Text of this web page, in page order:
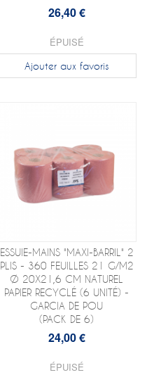
26,40 €
ÉPUISÉ
Ajouter aux favoris
ESSUIE-MAINS "MAXI-BARRIL" 2
PLIS - 360 FEUILLES 21 G/M2
Ø 20X21,6 CM NATUREL
PAPIER RECYCLÉ (6 UNITÉ) -
GARCIA DE POU
(PACK DE 6)
24,00 €
ÉPUISÉ